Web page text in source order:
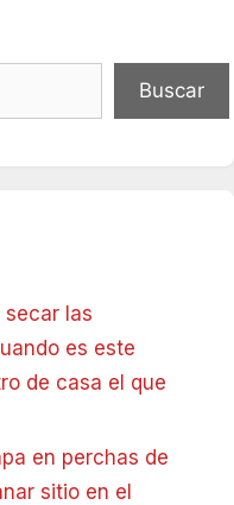
Buscar
secar las
es este
de casa el que
en perchas de
sitio en el